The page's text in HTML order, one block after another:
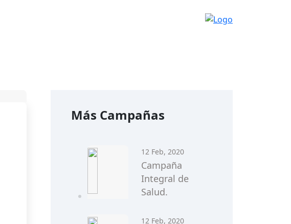
Más Campañas
12 Feb, 2020
Campaña
Integral de
Salud.
12 Feb, 2020